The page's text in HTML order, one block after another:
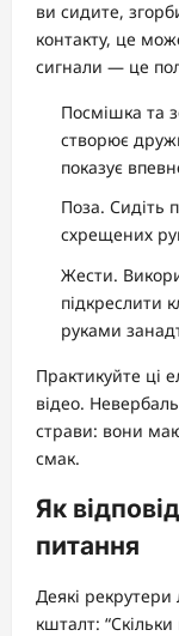
ви сидите,
контакту, це
сигнали — це
Посмішка та
створює
показує
Поза. Сидіть
схрещених
Жести.
підкреслити
руками
Практикуйте ці
відео.
страви: вони
смак.
Як
питання
Деякі
кшталт: